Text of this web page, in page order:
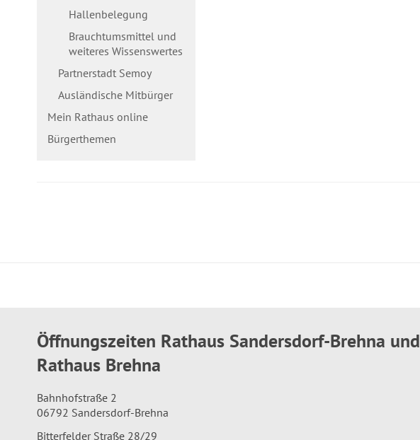
Hallenbelegung
Brauchtumsmittel und
weiteres Wissenswertes
Partnerstadt Semoy
Ausländische Mitbürger
Mein Rathaus online
Bürgerthemen
Öffnungszeiten Rathaus Sandersdorf-Brehna und
Rathaus Brehna
Bahnhofstraße 2
06792 Sandersdorf-Brehna
Bitterfelder Straße 28/29